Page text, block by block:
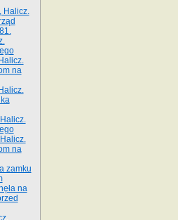
Halicz.
na
na
zamku
na